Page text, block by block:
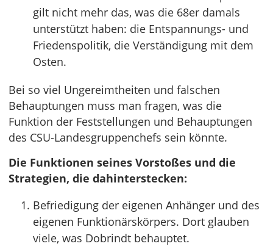
gilt nicht mehr das, was die 68er damals
unterstützt haben: die Entspannungs- und
Friedenspolitik, die Verständigung mit dem
Osten.
Bei so viel Ungereimtheiten und falschen
Behauptungen muss man fragen, was die
Funktion der Feststellungen und Behauptungen
des CSU-Landesgruppenchefs sein könnte.
Die Funktionen seines Vorstoßes und die
Strategien, die dahinterstecken:
Befriedigung der eigenen Anhänger und des
eigenen Funktionärskörpers. Dort glauben
viele, was Dobrindt behauptet.